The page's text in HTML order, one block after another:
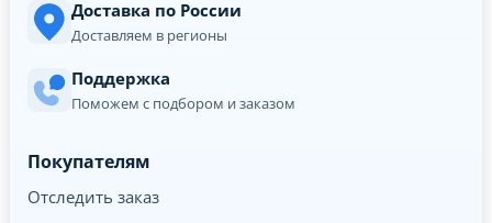
Доставка по России
Доставляем в регионы
Поддержка
Поможем с подбором и заказом
Покупателям
Отследить заказ